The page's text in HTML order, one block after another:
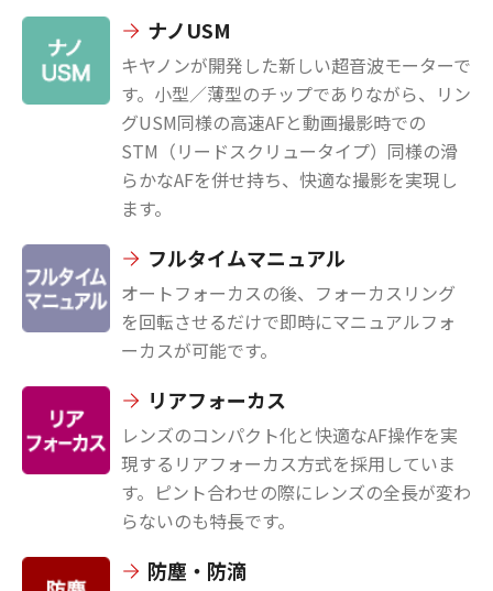
ナノUSM
キヤノンが開発した新しい超音波モーターで
す。小型／薄型のチップでありながら、リン
グUSM同様の高速AFと動画撮影時での
STM（リードスクリュータイプ）同様の滑
らかなAFを併せ持ち、快適な撮影を実現し
ます。
フルタイムマニュアル
オートフォーカスの後、フォーカスリング
を回転させるだけで即時にマニュアルフォ
ーカスが可能です。
リアフォーカス
レンズのコンパクト化と快適なAF操作を実
現するリアフォーカス方式を採用していま
す。ピント合わせの際にレンズの全長が変わ
らないのも特長です。
防塵・防滴